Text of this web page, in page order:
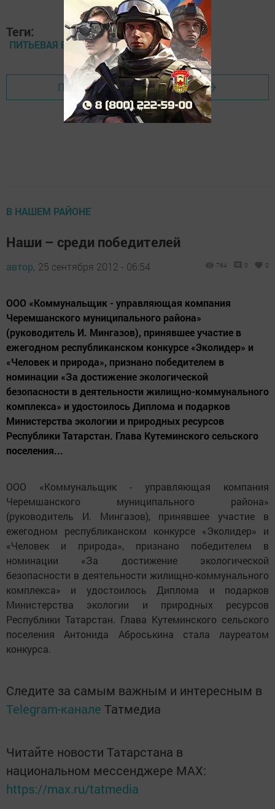
Теги:
ПИТЬЕВАЯ ВОДА
Перейти на страницу новости
В НАШЕМ РАЙОНЕ
Наши – среди победителей
автор, 25 сентября 2012 - 06:54 764 0 0
ООО «Коммунальщик - управляющая компания
Черемшанского муниципального района»
(руководитель И. Мингазов), принявшее участие в
ежегодном республиканском конкурсе «Эколидер» и
«Человек и природа», признано победителем в
номинации «За достижение экологической
безопасности в деятельности жилищно-коммунального
комплекса» и удостоилось Диплома и подарков
Министерства экологии и природных ресурсов
Республики Татарстан. Глава Кутеминского сельского
поселения...
ООО «Коммунальщик - управляющая компания
Черемшанского муниципального района»
(руководитель И. Мингазов), принявшее участие в
ежегодном республиканском конкурсе «Эколидер» и
«Человек и природа», признано победителем в
номинации «За достижение экологической
безопасности в деятельности жилищно-коммунального
комплекса» и удостоилось Диплома и подарков
Министерства экологии и природных ресурсов
Республики Татарстан. Глава Кутеминского сельского
поселения Антонида Аброськина стала лауреатом
конкурса.
Следите за самым важным и интересным в
Telegram-канале Татмедиа
Читайте новости Татарстана в
национальном мессенджере MАХ:
https://max.ru/tatmedia